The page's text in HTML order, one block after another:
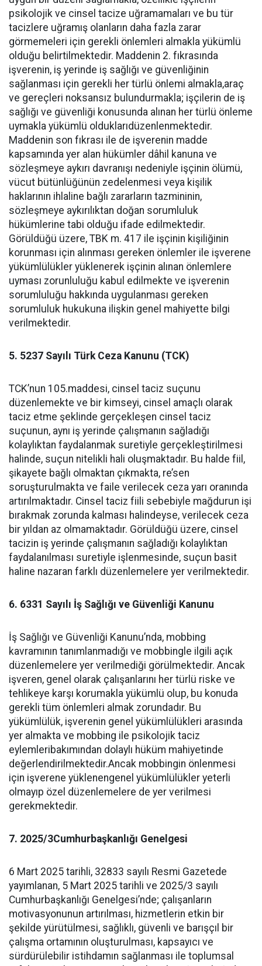
psikolojik ve cinsel tacize uğramamaları ve bu tür
tacizlere uğramış olanların daha fazla zarar
görmemeleri için gerekli önlemleri almakla yükümlü
olduğu belirtilmektedir. Maddenin 2. fıkrasında
işverenin, iş yerinde iş sağlığı ve güvenliğinin
sağlanması için gerekli her türlü önlemi almakla,araç
ve gereçleri noksansız bulundurmakla; işçilerin de iş
sağlığı ve güvenliği konusunda alınan her türlü önleme
uymakla yükümlü olduklarıdüzenlenmektedir.
Maddenin son fıkrası ile de işverenin madde
kapsamında yer alan hükümler dâhil kanuna ve
sözleşmeye aykırı davranışı nedeniyle işçinin ölümü,
vücut bütünlüğünün zedelenmesi veya kişilik
haklarının ihlaline bağlı zararların tazmininin,
sözleşmeye aykırılıktan doğan sorumluluk
hükümlerine tabi olduğu ifade edilmektedir.
Görüldüğü üzere, TBK m. 417 ile işçinin kişiliğinin
korunması için alınması gereken önlemler ile işverene
yükümlülükler yüklenerek işçinin alınan önlemlere
uyması zorunluluğu kabul edilmekte ve işverenin
sorumluluğu hakkında uygulanması gereken
sorumluluk hukukuna ilişkin genel mahiyette bilgi
verilmektedir.
5. 5237 Sayılı Türk Ceza Kanunu (TCK)
TCK’nun 105.maddesi, cinsel taciz suçunu
düzenlemekte ve bir kimseyi, cinsel amaçlı olarak
taciz etme şeklinde gerçekleşen cinsel taciz
suçunun, aynı iş yerinde çalışmanın sağladığı
kolaylıktan faydalanmak suretiyle gerçekleştirilmesi
halinde, suçun nitelikli hali oluşmaktadır. Bu halde fiil,
şikayete bağlı olmaktan çıkmakta, re’sen
soruşturulmakta ve faile verilecek ceza yarı oranında
artırılmaktadır. Cinsel taciz fiili sebebiyle mağdurun işi
bırakmak zorunda kalması halindeyse, verilecek ceza
bir yıldan az olmamaktadır. Görüldüğü üzere, cinsel
tacizin iş yerinde çalışmanın sağladığı kolaylıktan
faydalanılması suretiyle işlenmesinde, suçun basit
haline nazaran farklı düzenlemelere yer verilmektedir.
6. 6331 Sayılı İş Sağlığı ve Güvenliği Kanunu
İş Sağlığı ve Güvenliği Kanunu’nda, mobbing
kavramının tanımlanmadığı ve mobbingle ilgili açık
düzenlemelere yer verilmediği görülmektedir. Ancak
işveren, genel olarak çalışanlarını her türlü riske ve
tehlikeye karşı korumakla yükümlü olup, bu konuda
gerekli tüm önlemleri almak zorundadır. Bu
yükümlülük, işverenin genel yükümlülükleri arasında
yer almakta ve mobbing ile psikolojik taciz
eylemleribakımından dolaylı hüküm mahiyetinde
değerlendirilmektedir.Ancak mobbingin önlenmesi
için işverene yüklenengenel yükümlülükler yeterli
olmayıp özel düzenlemelere de yer verilmesi
gerekmektedir.
7. 2025/3Cumhurbaşkanlığı Genelgesi
6 Mart 2025 tarihli, 32833 sayılı Resmi Gazetede
yayımlanan, 5 Mart 2025 tarihli ve 2025/3 sayılı
Cumhurbaşkanlığı Genelgesi’nde; çalışanların
motivasyonunun artırılması, hizmetlerin etkin bir
şekilde yürütülmesi, sağlıklı, güvenli ve barışçıl bir
çalışma ortamının oluşturulması, kapsayıcı ve
sürdürülebilir istihdamın sağlanması ile toplumsal